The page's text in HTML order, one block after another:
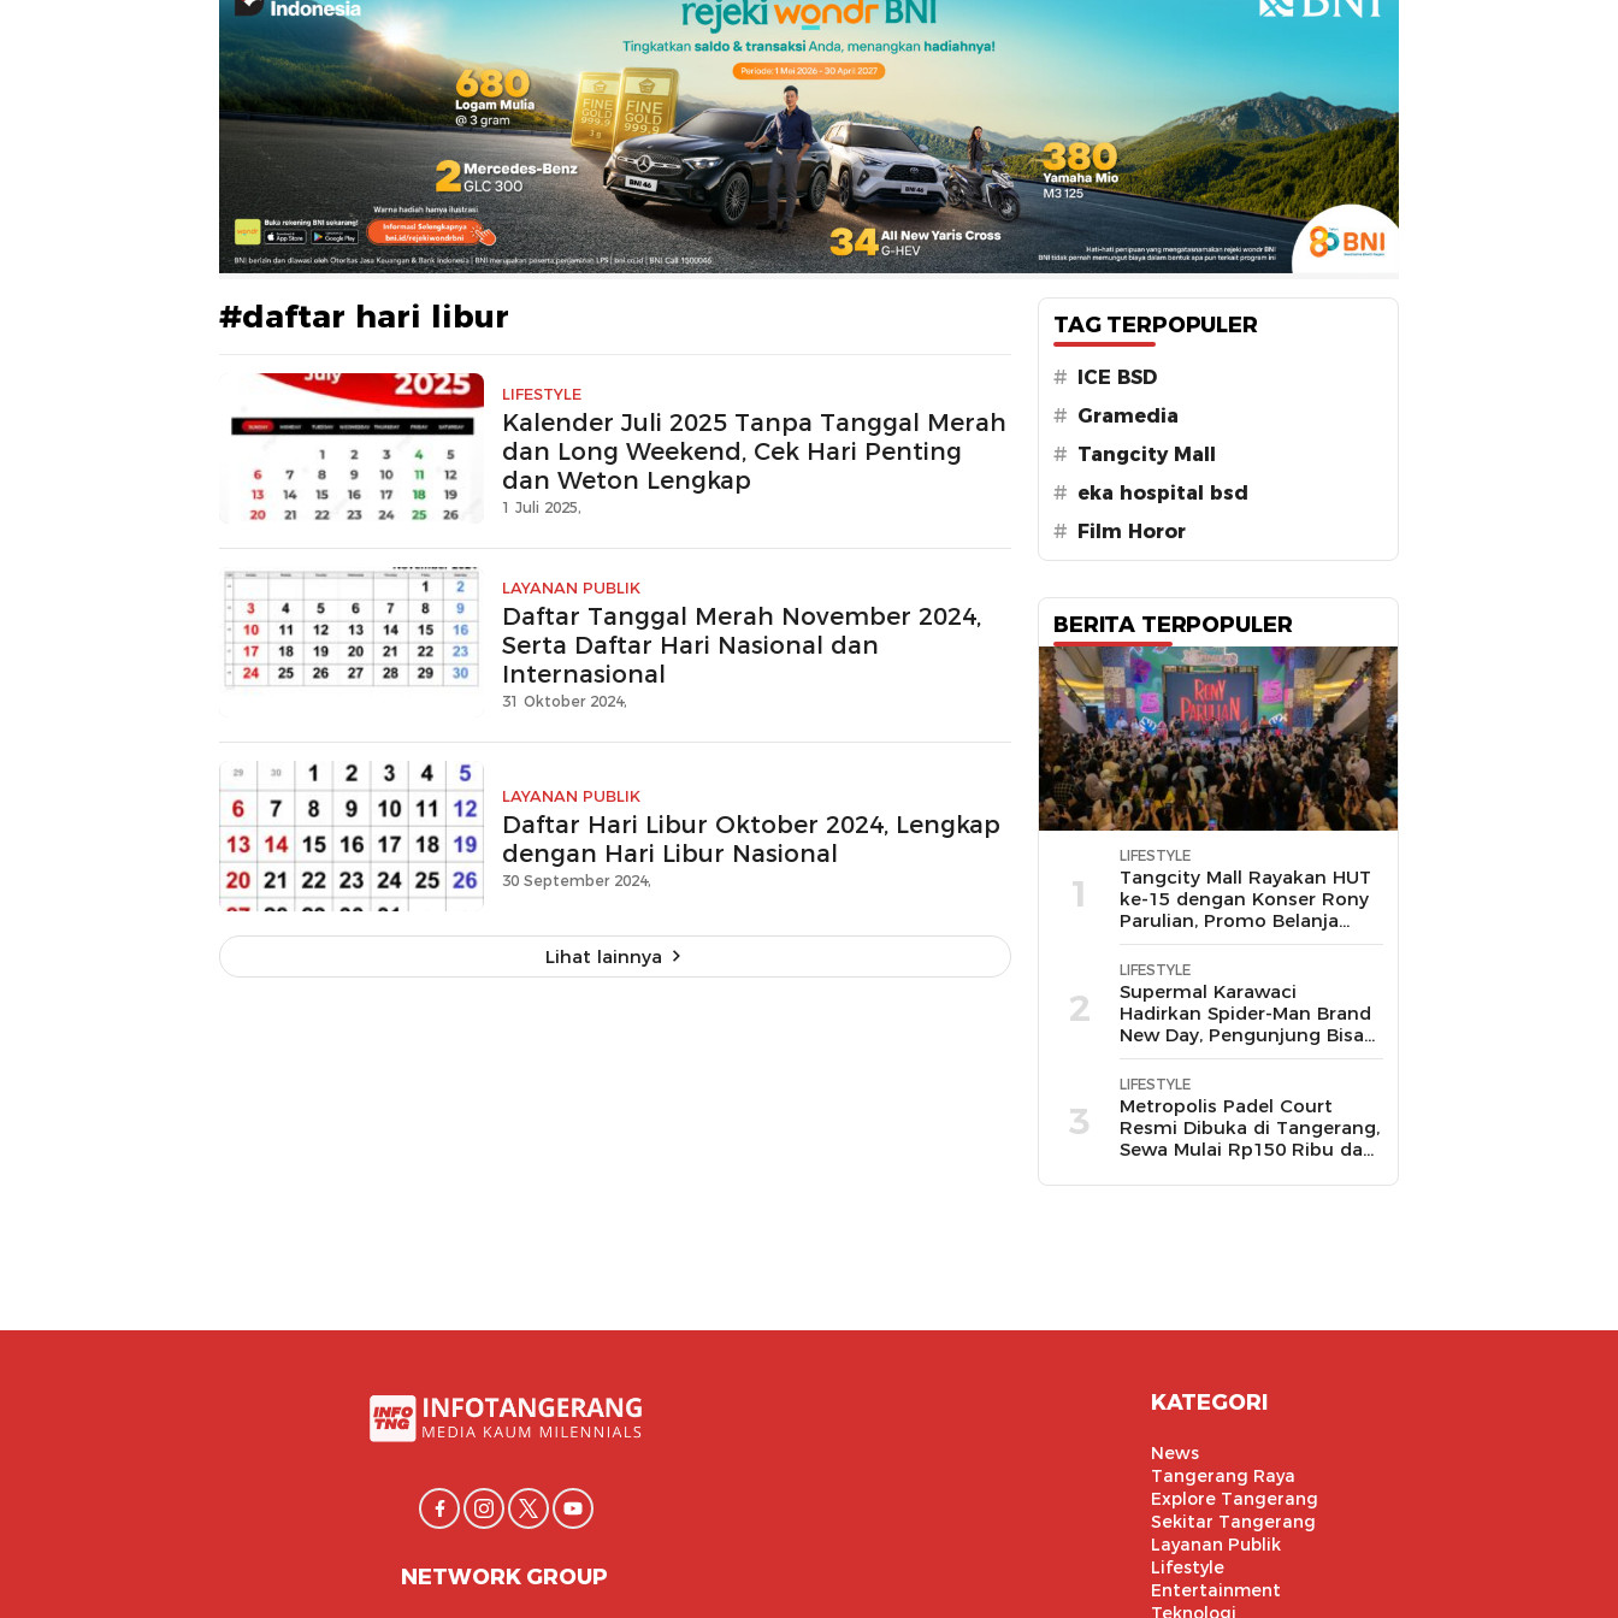
#daftar hari libur
LIFESTYLE
Kalender Juli 2025 Tanpa Tanggal Merah
dan Long Weekend, Cek Hari Penting
dan Weton Lengkap
1 Juli 2025,
LAYANAN PUBLIK
Daftar Tanggal Merah November 2024,
Serta Daftar Hari Nasional dan
Internasional
31 Oktober 2024,
LAYANAN PUBLIK
Daftar Hari Libur Oktober 2024, Lengkap
dengan Hari Libur Nasional
30 September 2024,
Lihat lainnya
TAG TERPOPULER
# ICE BSD
# Gramedia
# Tangcity Mall
# eka hospital bsd
# Film Horor
BERITA TERPOPULER
1
LIFESTYLE
Tangcity Mall Rayakan HUT
ke-15 dengan Konser Rony
Parulian, Promo Belanja
hingga Festival Komunitas
2
LIFESTYLE
Supermal Karawaci
Hadirkan Spider-Man Brand
New Day, Pengunjung Bisa
Main, Bertemu Spider-Man
Langsung
3
LIFESTYLE
Metropolis Padel Court
Resmi Dibuka di Tangerang,
Sewa Mulai Rp150 Ribu dan
Padel
NETWORK GROUP
KATEGORI
News
Tangerang Raya
Explore Tangerang
Sekitar Tangerang
Layanan Publik
Lifestyle
Entertainment
Teknologi